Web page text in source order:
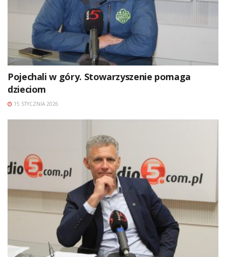
Pojechali w góry. Stowarzyszenie pomaga
dzieciom
15 STYCZNIA 2026